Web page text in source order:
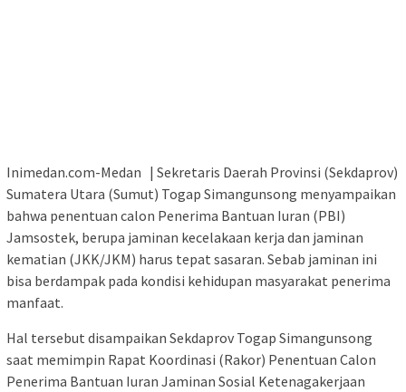
Inimedan.com-Medan | Sekretaris Daerah Provinsi (Sekdaprov)
Sumatera Utara (Sumut) Togap Simangunsong menyampaikan
bahwa penentuan calon Penerima Bantuan Iuran (PBI)
Jamsostek, berupa jaminan kecelakaan kerja dan jaminan
kematian (JKK/JKM) harus tepat sasaran. Sebab jaminan ini
bisa berdampak pada kondisi kehidupan masyarakat penerima
manfaat.
Hal tersebut disampaikan Sekdaprov Togap Simangunsong
saat memimpin Rapat Koordinasi (Rakor) Penentuan Calon
Penerima Bantuan Iuran Jaminan Sosial Ketenagakerjaan